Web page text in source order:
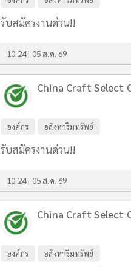
รับสมัครงานด่วน!!
10:24 | 05 ส.ค. 69
China Craft Select
องค์กร อสังหาริมทรัพย์
รับสมัครงานด่วน!!
10:24 | 05 ส.ค. 69
China Craft Select
องค์กร อสังหาริมทรัพย์